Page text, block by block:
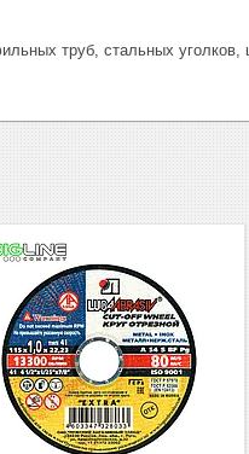
труб, стальных уголков,